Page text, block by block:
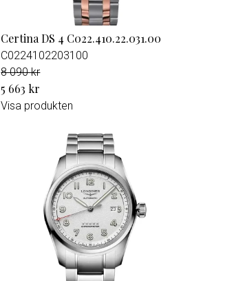
Certina DS 4 C022.410.22.031.00
C0224102203100
8 090 kr
5 663 kr
Visa produkten